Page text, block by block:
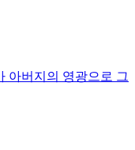
아버지의 영광으로 그